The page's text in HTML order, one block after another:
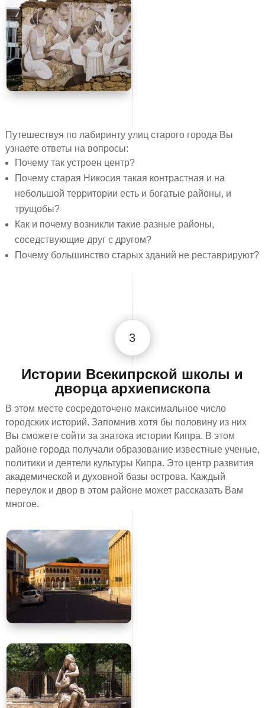
Путешествуя по лабиринту улиц старого города Вы
узнаете ответы на вопросы:
Почему так устроен центр?
Почему старая Никосия такая контрастная и на
небольшой территории есть и богатые районы, и
трущобы?
Как и почему возникли такие разные районы,
соседствующие друг с другом?
Почему большинство старых зданий не реставрируют?
3
Истории Всекипрской школы и
дворца архиепископа
В этом месте сосредоточено максимальное число
городских историй. Запомнив хотя бы половину из них
Вы сможете сойти за знатока истории Кипра. В этом
районе города получали образование известные ученые,
политики и деятели культуры Кипра. Это центр развития
академической и духовной базы острова. Каждый
переулок и двор в этом районе может рассказать Вам
многое.